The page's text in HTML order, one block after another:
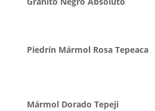
Piedrín Mármol Rosa Tepeaca
Mármol Dorado Tepeji